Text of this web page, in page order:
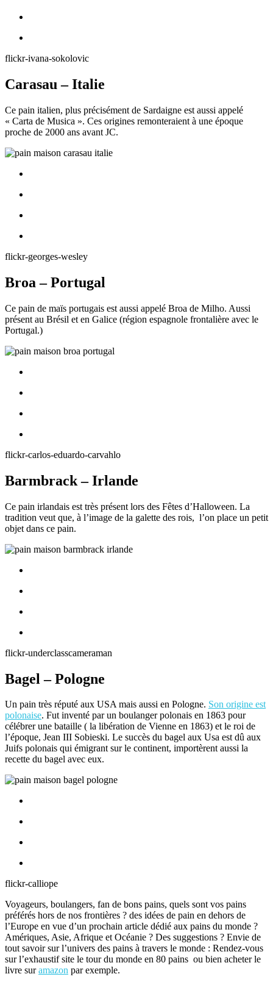
flickr-ivana-sokolovic
Carasau – Italie
Ce pain italien, plus précisément de Sardaigne est aussi appelé
« Carta de Musica ». Ces origines remonteraient à une époque
proche de 2000 ans avant JC.
flickr-georges-wesley
Broa – Portugal
Ce pain de maïs portugais est aussi appelé Broa de Milho. Aussi
présent au Brésil et en Galice (région espagnole frontalière avec le
Portugal.)
flickr-carlos-eduardo-carvahlo
Barmbrack – Irlande
Ce pain irlandais est très présent lors des Fêtes d’Halloween. La
tradition veut que, à l’image de la galette des rois, l’on place un petit
objet dans ce pain.
flickr-underclasscameraman
Bagel – Pologne
Un pain très réputé aux USA mais aussi en Pologne. Son origine est
polonaise. Fut inventé par un boulanger polonais en 1863 pour
célébrer une bataille ( la libération de Vienne en 1863) et le roi de
l’époque, Jean III Sobieski. Le succès du bagel aux Usa est dû aux
Juifs polonais qui émigrant sur le continent, importèrent aussi la
recette du bagel avec eux.
flickr-calliope
Voyageurs, boulangers, fan de bons pains, quels sont vos pains
préférés hors de nos frontières ? des idées de pain en dehors de
l’Europe en vue d’un prochain article dédié aux pains du monde ?
Amériques, Asie, Afrique et Océanie ? Des suggestions ? Envie de
tout savoir sur l’univers des pains à travers le monde : Rendez-vous
sur l’exhaustif site le tour du monde en 80 pains ou bien acheter le
livre suramazon par exemple.